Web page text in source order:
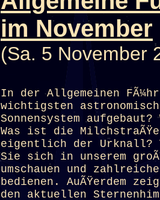
im November
(Sa. 5 November
In der Allgemeinen
wichtigsten
Sonnensystem
Was ist die
eigentlich der Urknall?
Sie sich in unserem
umschauen und
bedienen. AuÃŸerdem
den aktuellen